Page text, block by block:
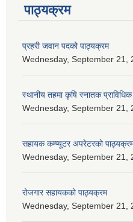
पाठ्यक्रम
प्रहरी जवान पदको पाठ्यक्रम
Wednesday, September 21,
स्थानीय तहमा कृषि स्नातक
Wednesday, September 21,
सहायक कम्प्यूटर अपरेटरको
Wednesday, September 21,
रोजगार सहायकको पाठ्यक्रम
Wednesday, September 21,